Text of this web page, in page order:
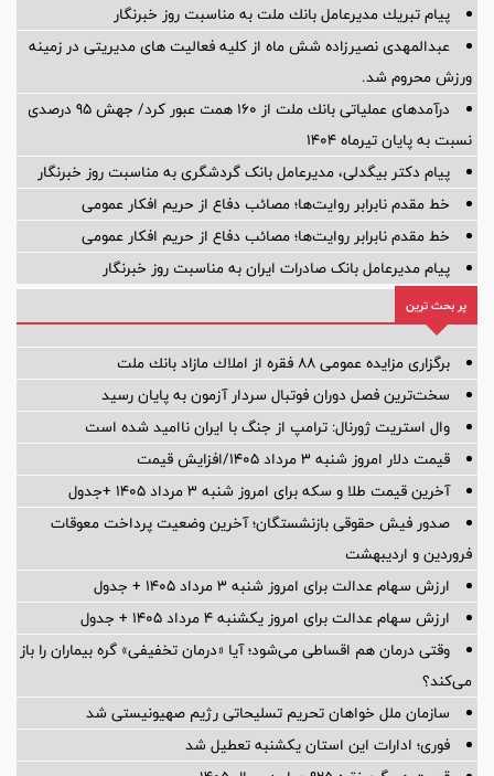
پیام تبریك مدیرعامل بانك ملت به مناسبت روز خبرنگار
عبدالمهدی نصیرزاده شش ماه از کلیه فعالیت های مدیریتی در زمینه
ورزش محروم شد.
درآمدهای عملیاتی بانك ملت از 160 همت عبور كرد/ جهش 95 درصدی
نسبت به پایان تیرماه 1404
پیام دکتر بیگدلی، مدیرعامل بانک گردشگری به مناسبت روز خبرنگار
خط مقدم نابرابر روایت‌ها؛ مصائب دفاع از حریم افکار عمومی
خط مقدم نابرابر روایت‌ها؛ مصائب دفاع از حریم افکار عمومی
پیام مدیرعامل بانک صادرات ایران به مناسبت روز خبرنگار
پر بحث ترین
برگزاری مزایده عمومی 88 فقره از املاك مازاد بانك ملت
سخت‌ترین فصل دوران فوتبال سردار آزمون به پایان رسید
وال استریت ژورنال: ترامپ از جنگ با ایران ناامید شده است
قیمت دلار امروز شنبه ۳ مرداد ۱۴۰۵/افزایش قیمت
آخرین قیمت طلا و سکه برای امروز شنبه ۳ مرداد ۱۴۰۵ +جدول
صدور فیش حقوقی بازنشستگان؛ آخرین وضعیت پرداخت معوقات
فروردین و اردیبهشت
ارزش سهام عدالت برای امروز شنبه ۳ مرداد ۱۴۰۵ + جدول
ارزش سهام عدالت برای امروز یکشنبه ۴ مرداد ۱۴۰۵ + جدول
وقتی درمان هم اقساطی می‌شود؛ آیا «درمان تخفیفی» گره بیماران را باز
می‌کند؟
سازمان ملل خواهان تحریم تسلیحاتی رژیم صهیونیستی شد
فوری؛ ادارات این استان یکشنبه تعطیل شد